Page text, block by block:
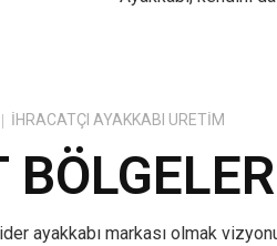
IHRACATÇI AYAKKABI ÜRETIM
ayakkabı markası olmak